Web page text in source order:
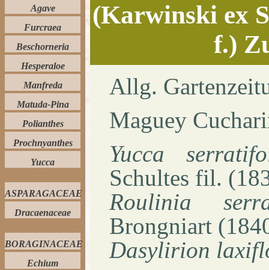
Agave
Furcraea
Beschorneria
Hesperaloe
Manfreda
Matuda-Pina
Polianthes
Prochnyanthes
Yucca
ASPARAGACEAE
Dracaenaceae
BORAGINACEAE
Echium
(Karwinski ex
f.)
Allg.
Maguey
Yucca
Schultes fil.
Roulinia
Brongniart
Dasylirion